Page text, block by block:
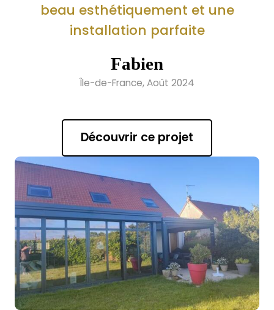
beau esthétiquement et une
installation parfaite
Fabien
Île-de-France, Août 2024
Découvrir ce projet